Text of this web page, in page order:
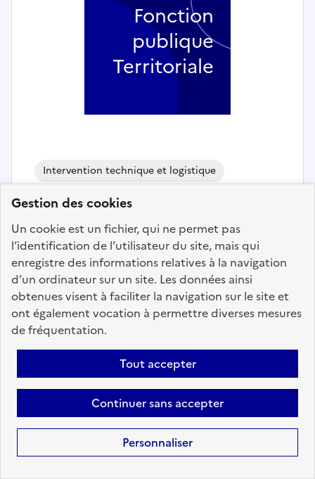
Gestion des cookies
Un cookie est un fichier, qui ne permet pas
l’identification de l’utilisateur du site, mais qui
enregistre des informations relatives à la navigation
d’un ordinateur sur un site. Les données ainsi
obtenues visent à faciliter la navigation sur le site et
ont également vocation à permettre diverses mesures
de fréquentation.
Tout accepter
Continuer sans accepter
Personnaliser
Agent polyvalent logistique et
technique (h/f) - COMMUNE DU
TAMPON
Intervention technique et logistique
Localisation :
Réunion(974)
Fonction publique :
Fonction publique Territoriale
Employeur :
Communes
En ligne depuis le 06 août 2026
Ajouter aux favoris: Agent polyvalent logistique et
Fonction
publique
Territoriale
6 7